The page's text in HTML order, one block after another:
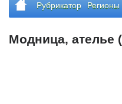
Рубрикатор Регионы
Модница, ателье